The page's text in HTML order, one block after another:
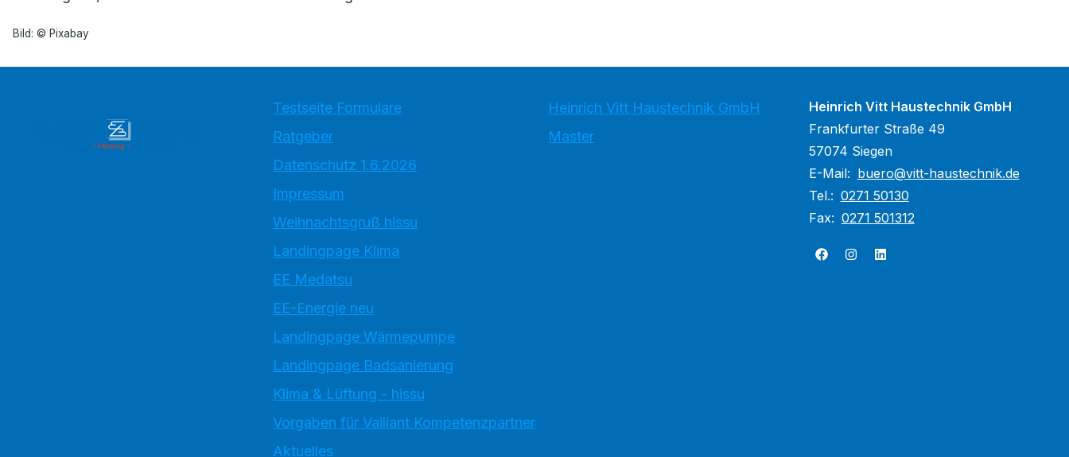
Bild: © Pixabay
Testseite Formulare
Ratgeber
Datenschutz 1.6.2026
Impressum
Weihnachtsgruß hissu
Landingpage Klima
EE Medatsu
EE-Energie neu
Landingpage Wärmepumpe
Landingpage Badsanierung
Klima & Lüftung - hissu
Vorgaben für Vaillant Kompetenzpartner
Aktuelles
Heinrich Vitt Haustechnik GmbH
Master
Heinrich Vitt Haustechnik GmbH
Frankfurter Straße 49
57074 Siegen
E-Mail: buero@vitt-haustechnik.de
Tel.: 0271 50130
Fax: 0271 501312